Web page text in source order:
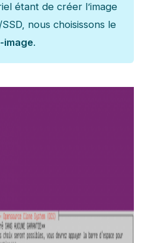
étant de créer l’image
nous choisissons le
image.